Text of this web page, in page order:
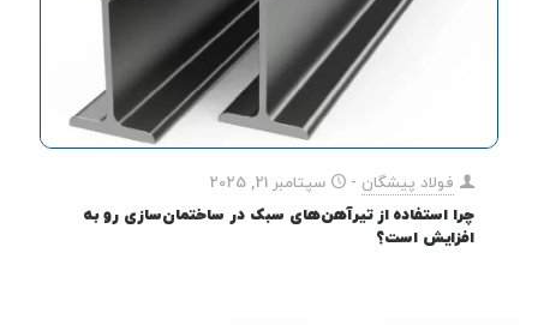
فولاد پیشگان -
سپتامبر 21, 2025
چرا استفاده از تیرآهن‌های سبک در ساختمان‌سازی رو به
افزایش است؟